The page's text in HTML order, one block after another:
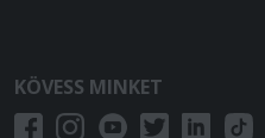
KÖVESS MINKET